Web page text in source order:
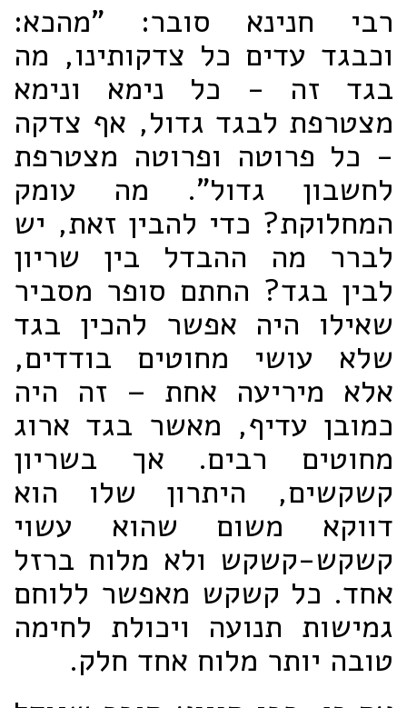
רבי חנינא סובר: "מהכא:
וכבגד עדים כל צדקותינו, מה
בגד זה - כל נימא ונימא
מצטרפת לבגד גדול, אף צדקה
- כל פרוטה ופרוטה מצטרפת
לחשבון גדול". מה עומק
המחלוקת? כדי להבין זאת, יש
לברר מה ההבדל בין שריון
לבין בגד? החתם סופר מסביר
שאילו היה אפשר להכין בגד
שלא עושי מחוטים בודדים,
אלא מיריעה אחת – זה היה
כמובן עדיף, מאשר בגד ארוג
מחוטים רבים. אך בשריון
קשקשים, היתרון שלו הוא
דווקא משום שהוא עשוי
קשקש-קשקש ולא מלוח ברזל
אחד. כל קשקש מאפשר ללוחם
גמישות תנועה ויכולת לחימה
טובה יותר מלוח אחד חלק.